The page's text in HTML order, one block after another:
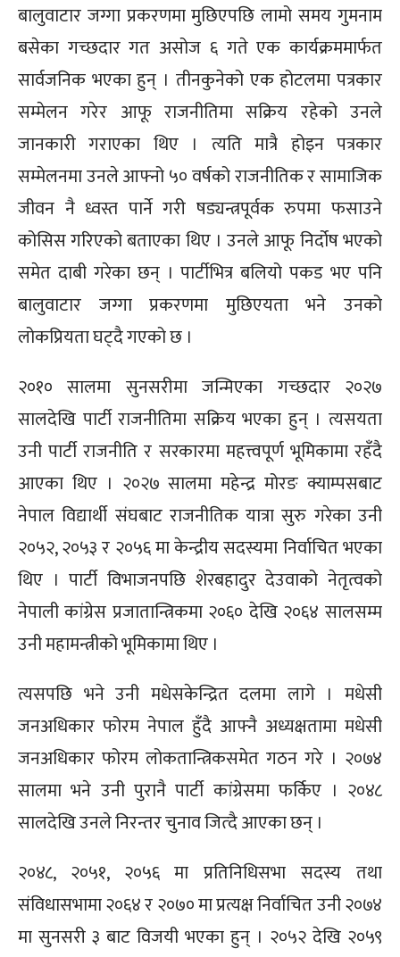
बालुवाटार जग्गा प्रकरणमा मुछिएपछि लामो समय गुमनाम
बसेका गच्छदार गत असोज ६ गते एक कार्यक्रममार्फत
सार्वजनिक भएका हुन् । तीनकुनेको एक होटलमा पत्रकार
सम्मेलन गरेर आफू राजनीतिमा सक्रिय रहेको उनले
जानकारी गराएका थिए । त्यति मात्रै होइन पत्रकार
सम्मेलनमा उनले आफ्नो ५० वर्षको राजनीतिक र सामाजिक
जीवन नै ध्वस्त पार्ने गरी षड्यन्त्रपूर्वक रुपमा फसाउने
कोसिस गरिएको बताएका थिए । उनले आफू निर्दोष भएको
समेत दाबी गरेका छन् । पार्टीभित्र बलियो पकड भए पनि
बालुवाटार जग्गा प्रकरणमा मुछिएयता भने उनको
लोकप्रियता घट्दै गएको छ ।
२०१० सालमा सुनसरीमा जन्मिएका गच्छदार २०२७
सालदेखि पार्टी राजनीतिमा सक्रिय भएका हुन् । त्यसयता
उनी पार्टी राजनीति र सरकारमा महत्त्वपूर्ण भूमिकामा रहँदै
आएका थिए । २०२७ सालमा महेन्द्र मोरङ क्याम्पसबाट
नेपाल विद्यार्थी संघबाट राजनीतिक यात्रा सुरु गरेका उनी
२०५२, २०५३ र २०५६ मा केन्द्रीय सदस्यमा निर्वाचित भएका
थिए । पार्टी विभाजनपछि शेरबहादुर देउवाको नेतृत्वको
नेपाली कांग्रेस प्रजातान्त्रिकमा २०६० देखि २०६४ सालसम्म
उनी महामन्त्रीको भूमिकामा थिए ।
त्यसपछि भने उनी मधेसकेन्द्रित दलमा लागे । मधेसी
जनअधिकार फोरम नेपाल हुँदै आफ्नै अध्यक्षतामा मधेसी
जनअधिकार फोरम लोकतान्त्रिकसमेत गठन गरे । २०७४
सालमा भने उनी पुरानै पार्टी कांग्रेसमा फर्किए । २०४८
सालदेखि उनले निरन्तर चुनाव जित्दै आएका छन् ।
२०४८, २०५१, २०५६ मा प्रतिनिधिसभा सदस्य तथा
संविधासभामा २०६४ र २०७० मा प्रत्यक्ष निर्वाचित उनी २०७४
मा सुनसरी ३ बाट विजयी भएका हुन् । २०५२ देखि २०५९